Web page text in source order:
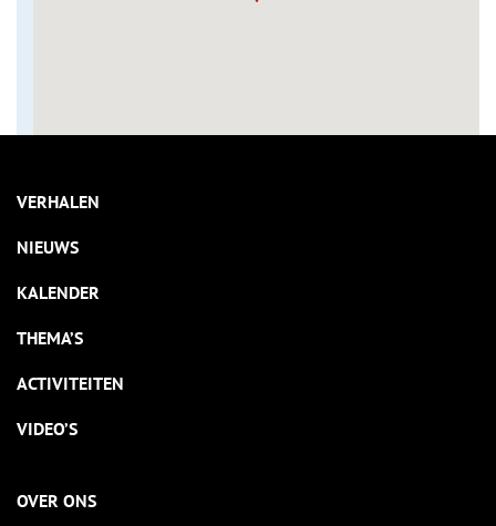
VERHALEN
NIEUWS
KALENDER
THEMA’S
ACTIVITEITEN
VIDEO’S
OVER ONS